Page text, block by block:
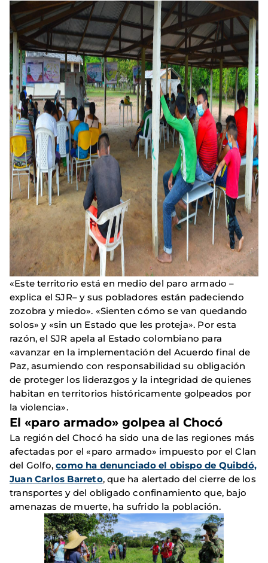
«Este territorio está en medio del paro armado –
explica el SJR– y sus pobladores están padeciendo
zozobra y miedo». «Sienten cómo se van quedando
solos» y «sin un Estado que les proteja». Por esta
razón, el SJR apela al Estado colombiano para
«avanzar en la implementación del Acuerdo final de
Paz, asumiendo con responsabilidad su obligación
de proteger los liderazgos y la integridad de quienes
habitan en territorios históricamente golpeados por
la violencia».
El «paro armado» golpea al Chocó
La región del Chocó ha sido una de las regiones más
afectadas por el «paro armado» impuesto por el Clan
del Golfo,como ha denunciado el obispo de Quibdó,
Juan Carlos Barreto, que ha alertado del cierre de los
transportes y del obligado confinamiento que, bajo
amenazas de muerte, ha sufrido la población.